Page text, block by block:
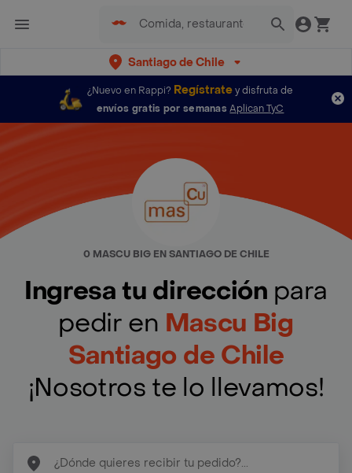
Santiago de Chile
¿Nuevo en Rappi? Regístratey disfruta de
envíos gratis por semanas Aplican TyC
0 MASCU BIG EN SANTIAGO DE CHILE
Ingresa tu dirección para
pedir en Mascu Big
Santiago de Chile
¡Nosotros te lo llevamos!